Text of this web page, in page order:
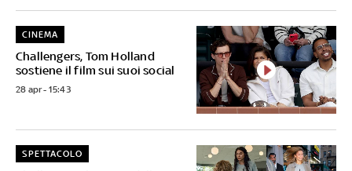
Challengers, Tom Holland
sostiene il film sui suoi social
CINEMA
28 apr - 15:43
SPETTACOLO